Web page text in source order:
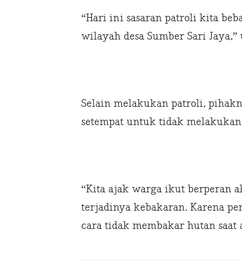
“Hari ini sasaran patroli kita
wilayah desa Sumber Sari
Selain melakukan patroli,
setempat untuk tidak
“Kita ajak warga ikut berperan
terjadinya kebakaran. Karena
cara tidak membakar hutan